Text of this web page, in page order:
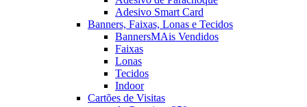
Adesivo Smart Card
Banners, Faixas, Lonas e Tecidos
BannersMAis Vendidos
Faixas
Lonas
Tecidos
Indoor
Cartões de Visitas